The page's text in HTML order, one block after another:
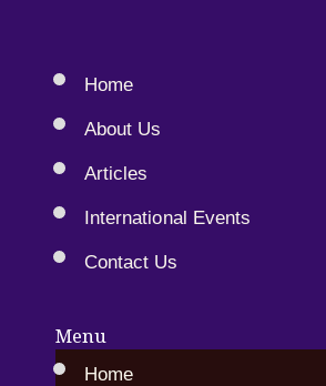
Home
About Us
Articles
International Events
Contact Us
Menu
Home